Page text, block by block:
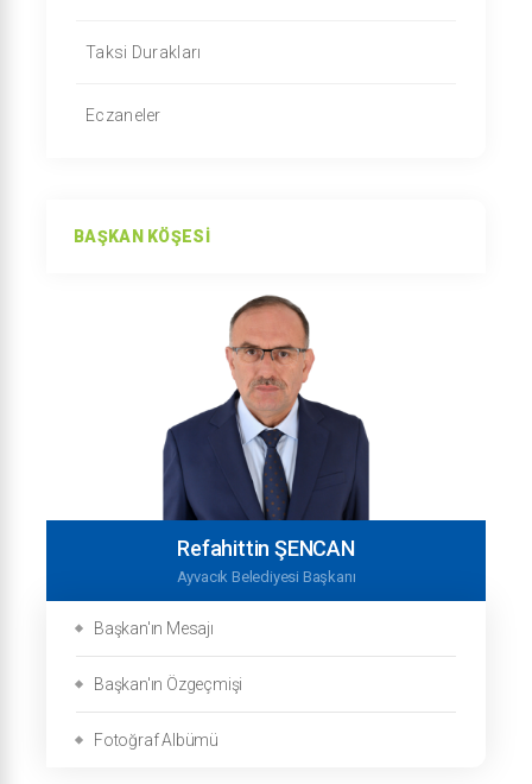
Taksi Durakları
Eczaneler
BAŞKAN KÖŞESI
Refahittin ŞENCAN
Ayvacık Belediyesi Başkanı
Başkan'ın Mesajı
Başkan'ın Özgeçmişi
Fotoğraf Albümü